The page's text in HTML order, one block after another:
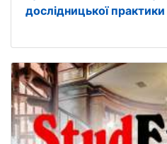
дослідницької практики